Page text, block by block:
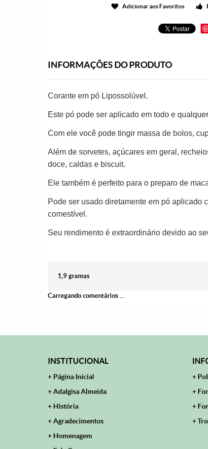
Adicionar aos Favoritos
INFORMAÇÕES DO PRODUTO
Corante em pó Lipossolúvel.
Este pó pode ser aplicado em todo e
Com ele você pode tingir massa de bolos,
Além de sorvetes, açúcares em geral,
doce, caldas e biscuit.
Ele também é perfeito para o preparo de
Pode ser usado diretamente em pó aplicado
comestível.
Seu rendimento é extraordinário devido ao
1,9 gramas
Carregando comentários ...
INSTITUCIONAL
Página Inicial
Adalgisa Almeida
História
Agradecimentos
Homenagem